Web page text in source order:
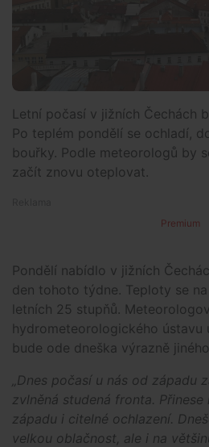
Letní počasí v jižních Čechách
Po teplém pondělí se ochladí,
bouřky. Podle meteorologů by
začít znovu oteplovat.
Premium
Pondělí nabídlo v jižních
den tohoto týdne. Teploty se
letních 25 stupňů.
hydrometeorologického ústavu
bude ode dneška výrazně
„Dnes počasí u nás od západu
zvlněná studená fronta. Přinese
západu i citelné ochlazení.
velkou oblačnost, ale i na